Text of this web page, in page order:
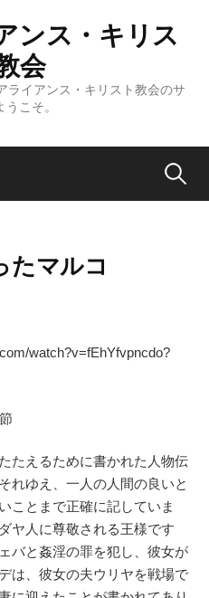
ンス・キリス
会
ライアンス・キリスト教会のサ
うこそ。
検
たマルコ
watch?v=fEhYfvpncdo?
たえるために書かれた人物伝
れゆえ、一人の人間の良いと
ことまで正確に記していま
ヤ人に尊敬される王様です
バと姦淫の罪を犯し、彼女が
は、彼女の夫ウリヤを戦場で